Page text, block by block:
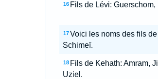
16 Fils de Lévi: Guerschom,
17 Voici les noms des fils
Schimeï.
18 Fils de Kehath: Amram,
Uziel.